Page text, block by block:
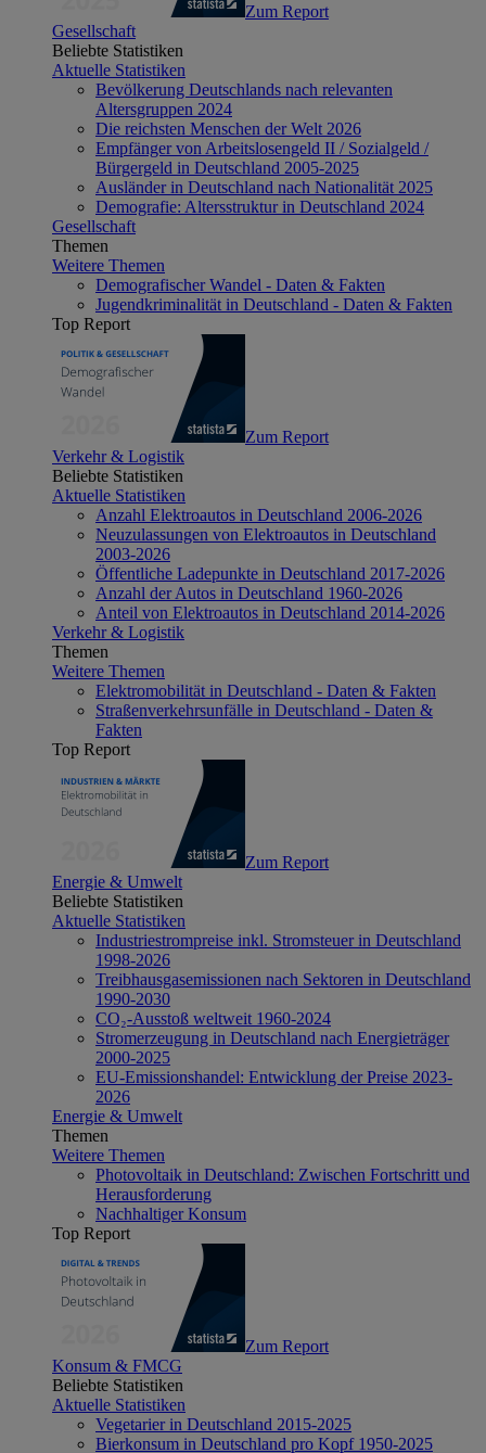
Zum Report
Gesellschaft
Beliebte Statistiken
Aktuelle Statistiken
Bevölkerung Deutschlands nach relevanten
Altersgruppen 2024
Die reichsten Menschen der Welt 2026
Empfänger von Arbeitslosengeld II / Sozialgeld /
Bürgergeld in Deutschland 2005-2025
Ausländer in Deutschland nach Nationalität 2025
Demografie: Altersstruktur in Deutschland 2024
Gesellschaft
Themen
Weitere Themen
Demografischer Wandel - Daten & Fakten
Jugendkriminalität in Deutschland - Daten & Fakten
Top Report
Zum Report
Verkehr & Logistik
Beliebte Statistiken
Aktuelle Statistiken
Anzahl Elektroautos in Deutschland 2006-2026
Neuzulassungen von Elektroautos in Deutschland
2003-2026
Öffentliche Ladepunkte in Deutschland 2017-2026
Anzahl der Autos in Deutschland 1960-2026
Anteil von Elektroautos in Deutschland 2014-2026
Verkehr & Logistik
Themen
Weitere Themen
Elektromobilität in Deutschland - Daten & Fakten
Straßenverkehrsunfälle in Deutschland - Daten &
Fakten
Top Report
Zum Report
Energie & Umwelt
Beliebte Statistiken
Aktuelle Statistiken
Industriestrompreise inkl. Stromsteuer in Deutschland
1998-2026
Treibhausgasemissionen nach Sektoren in Deutschland
1990-2030
CO₂-Ausstoß weltweit 1960-2024
Stromerzeugung in Deutschland nach Energieträger
2000-2025
EU-Emissionshandel: Entwicklung der Preise 2023-
2026
Energie & Umwelt
Themen
Weitere Themen
Photovoltaik in Deutschland: Zwischen Fortschritt und
Herausforderung
Nachhaltiger Konsum
Top Report
Zum Report
Konsum & FMCG
Beliebte Statistiken
Aktuelle Statistiken
Vegetarier in Deutschland 2015-2025
Bierkonsum in Deutschland pro Kopf 1950-2025